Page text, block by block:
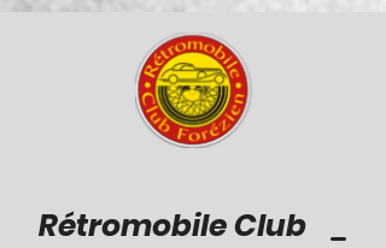
Rétromobile Club